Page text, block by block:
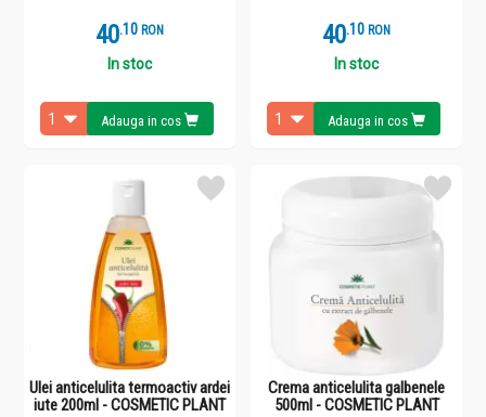
40.1 RON
In stoc
Adauga in cos
40.1 RON
In stoc
Adauga in cos
Ulei anticelulita termoactiv ardei
iute 200ml - COSMETIC PLANT
Crema anticelulita galbenele
500ml - COSMETIC PLANT